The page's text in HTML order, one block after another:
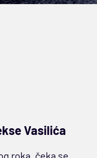
Vasilića
roka, čeka se